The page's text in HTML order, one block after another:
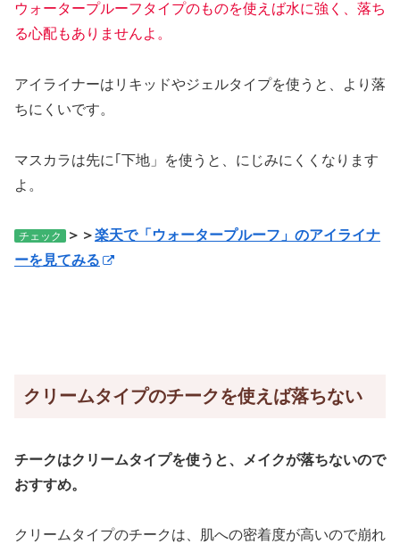
ウォータープルーフタイプのものを使えば水に強く、落ち
る心配もありませんよ。
アイライナーはリキッドやジェルタイプを使うと、より落
ちにくいです。
マスカラは先に｢下地」を使うと、にじみにくくなります
よ。
チェック ＞＞楽天で「ウォータープルーフ」のアイライナ
ーを見てみる
クリームタイプのチークを使えば落ちない
チークはクリームタイプを使うと、メイクが落ちないので
おすすめ。
クリームタイプのチークは、肌への密着度が高いので崩れ